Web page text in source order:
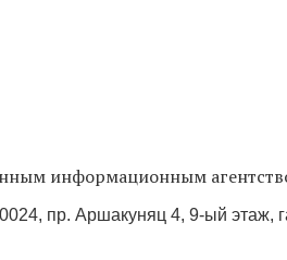
информационным
пр. Аршакуняц 4, 9-ый этаж,